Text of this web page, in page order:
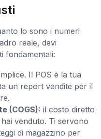
lo sono i numeri
reale, devi
fondamentali:
Il POS è la tua
un report vendite per il
(COGS): il costo diretto
venduto. Ti servono
di magazzino per